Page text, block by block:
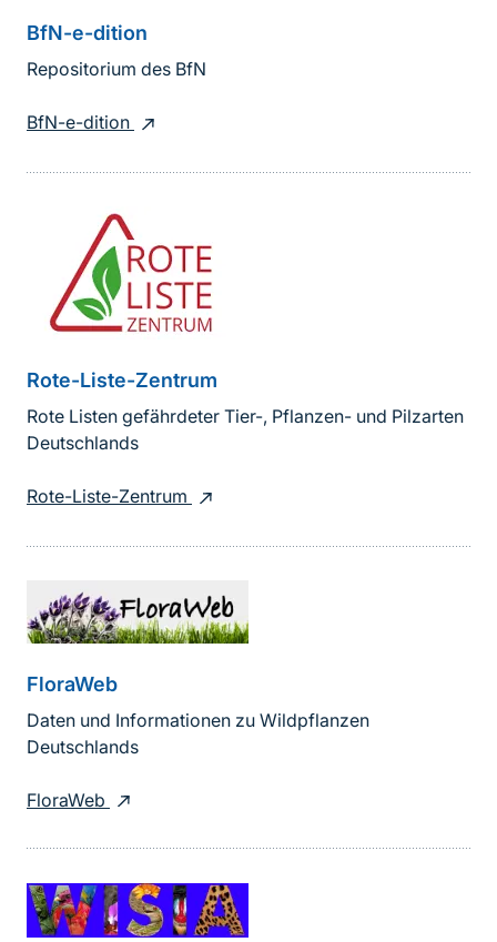
BfN-e-dition
Repositorium des BfN
BfN-e-dition
Rote-Liste-Zentrum
Rote Listen gefährdeter Tier-, Pflanzen- und Pilzarten
Deutschlands
Rote-Liste-Zentrum
FloraWeb
Daten und Informationen zu Wildpflanzen
Deutschlands
FloraWeb